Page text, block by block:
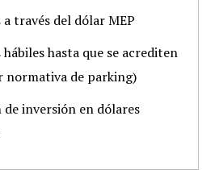
través del dólar MEP
hasta que se acrediten
normativa de parking)
inversión en dólares